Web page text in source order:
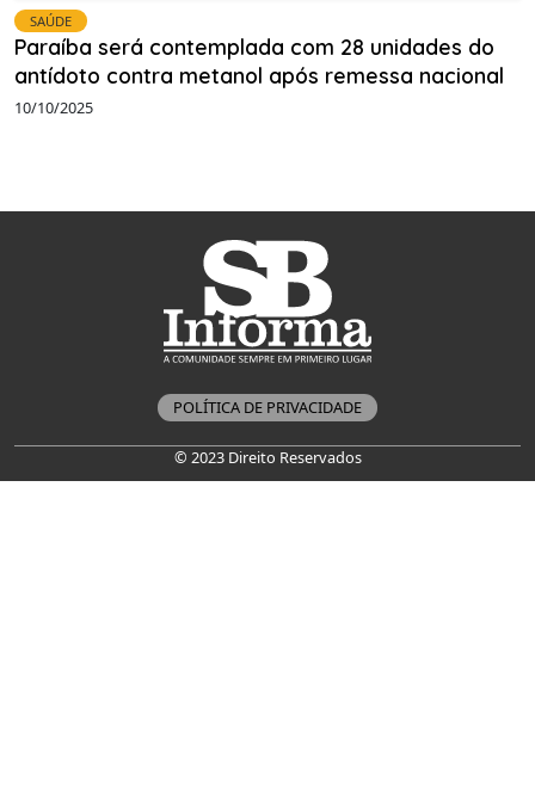
SAÚDE
Paraíba será contemplada com 28 unidades do
antídoto contra metanol após remessa nacional
10/10/2025
POLÍTICA DE PRIVACIDADE
© 2023 Direito Reservados